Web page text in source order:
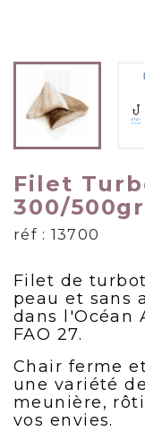
Filet
300/500gr
réf : 13700
Filet de
peau et sans
dans l'Océan
FAO 27.
Chair ferme
une variété
meunière,
vos envies.